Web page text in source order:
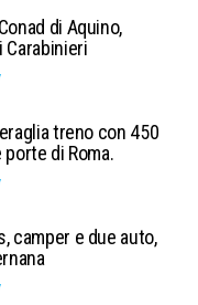
di Aquino,
treno con 450
di Roma.
camper e due auto,